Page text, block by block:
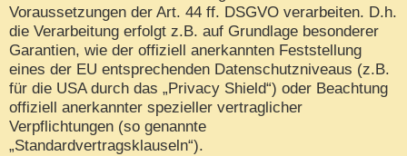
Voraussetzungen der Art. 44 ff. DSGVO verarbeiten. D.h.
die Verarbeitung erfolgt z.B. auf Grundlage besonderer
Garantien, wie der offiziell anerkannten Feststellung
eines der EU entsprechenden Datenschutzniveaus (z.B.
für die USA durch das „Privacy Shield“) oder Beachtung
offiziell anerkannter spezieller vertraglicher
Verpflichtungen (so genannte
„Standardvertragsklauseln“).